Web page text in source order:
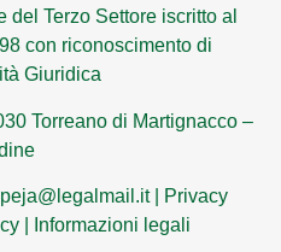
del Terzo Settore iscritto al
con riconoscimento di
Giuridica
Torreano di Martignacco –
|
Privacy
Informazioni legali